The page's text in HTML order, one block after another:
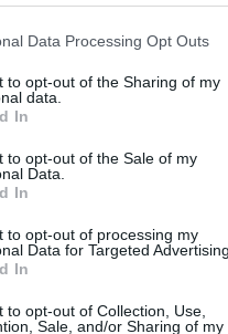
may also be disclosed by
it to other third parties.
that this website/app uses one
may gather and store
to your visit or usage behaviour.
consent to Google and its
Data Processing Opt Outs
to opt-out of the Sharing of my
data.
In
to opt-out of the Sale of my
Data.
In
to opt-out of processing my
Data for Targeted Advertising.
In
to opt-out of Collection, Use,
Sale, and/or Sharing of my